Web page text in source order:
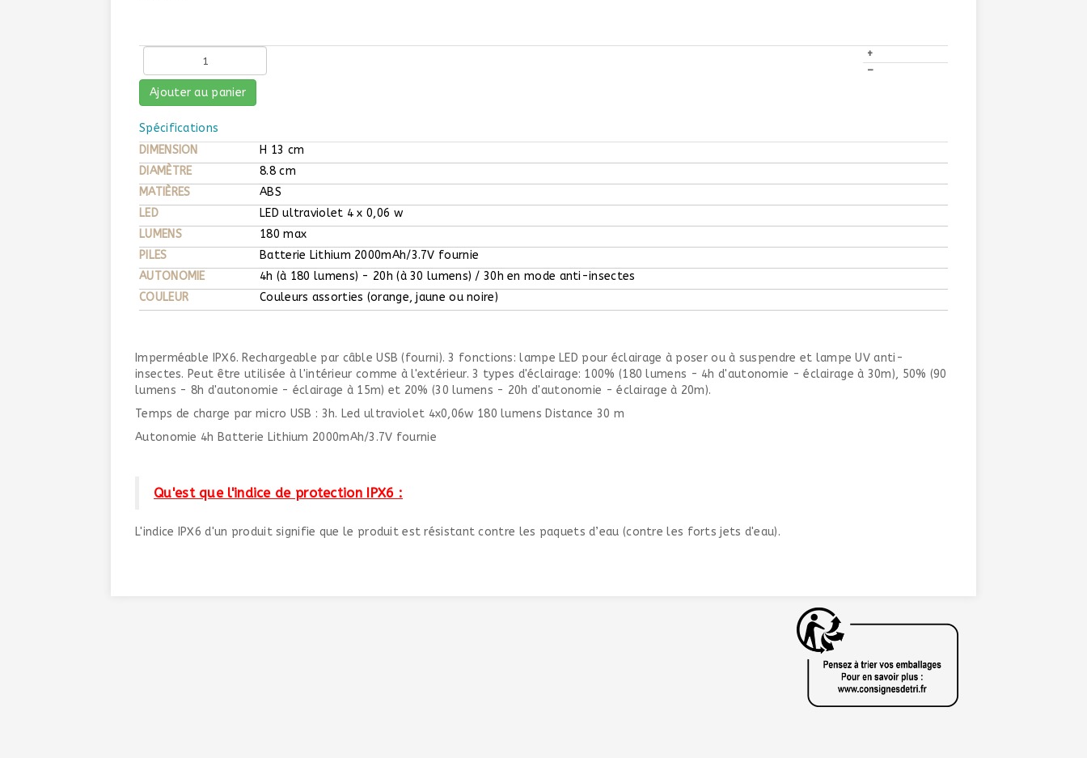
+
–
Ajouter au panier
Spécifications
DIMENSION
H 13 cm
DIAMÈTRE
8.8 cm
MATIÈRES
ABS
LED
LED ultraviolet 4 x 0,06 w
LUMENS
180 max
PILES
Batterie Lithium 2000mAh/3.7V fournie
AUTONOMIE
4h (à 180 lumens) - 20h (à 30 lumens) / 30h en mode anti-insectes
COULEUR
Couleurs assorties (orange, jaune ou noire)
Imperméable IPX6. Rechargeable par câble USB (fourni). 3 fonctions: lampe LED pour éclairage à poser ou à suspendre et lampe UV anti-
insectes. Peut être utilisée à l'intérieur comme à l'extérieur. 3 types d'éclairage: 100% (180 lumens - 4h d'autonomie - éclairage à 30m), 50% (90
lumens - 8h d'autonomie - éclairage à 15m) et 20% (30 lumens - 20h d'autonomie - éclairage à 20m).
Temps de charge par micro USB : 3h. Led ultraviolet 4x0,06w 180 lumens Distance 30 m
Autonomie 4h Batterie Lithium 2000mAh/3.7V fournie
Qu'est que l'indice de protection IPX6 :
L'indice IPX6 d'un produit signifie que le produit est résistant contre les paquets d’eau (contre les forts jets d'eau).